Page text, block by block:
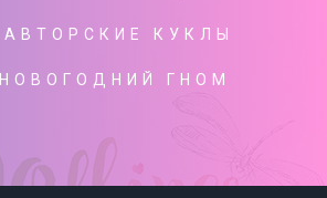
АВТОРСКИЕ КУКЛЫ
НОВОГОДНИЙ ГНОМ